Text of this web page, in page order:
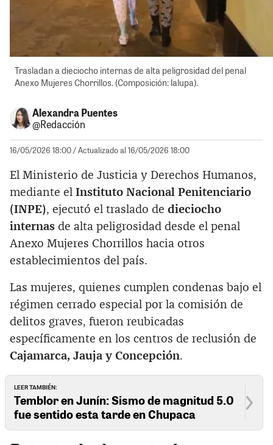
Trasladan a dieciocho internas de alta peligrosidad del penal
Anexo Mujeres Chorrillos. (Composición: lalupa).
Alexandra Puentes
@Redacción
16/05/2026 18:00/ Actualizado al 16/05/2026 18:00
El Ministerio de Justicia y Derechos Humanos,
mediante el Instituto Nacional Penitenciario
(INPE), ejecutó el traslado de dieciocho
internas de alta peligrosidad desde el penal
Anexo Mujeres Chorrillos hacia otros
establecimientos del país.
Las mujeres, quienes cumplen condenas bajo el
régimen cerrado especial por la comisión de
delitos graves, fueron reubicadas
específicamente en los centros de reclusión de
Cajamarca, Jauja y Concepción.
LEER TAMBIÉN:
Temblor en Junín: Sismo de magnitud 5.0
fue sentido esta tarde en Chupaca